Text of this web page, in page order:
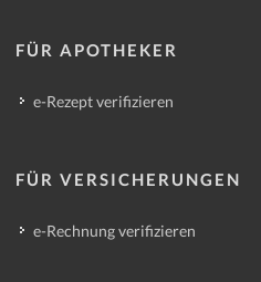
FÜR APOTHEKER
e-Rezept verifizieren
FÜR VERSICHERUNGEN
e-Rechnung verifizieren